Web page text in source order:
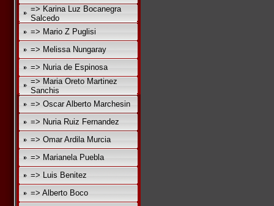
=> Karina Luz Bocanegra
Salcedo
=> Mario Z Puglisi
=> Melissa Nungaray
=> Nuria de Espinosa
=> Maria Oreto Martinez
Sanchis
=> Oscar Alberto Marchesin
=> Nuria Ruiz Fernandez
=> Omar Ardila Murcia
=> Marianela Puebla
=> Luis Benitez
=> Alberto Boco